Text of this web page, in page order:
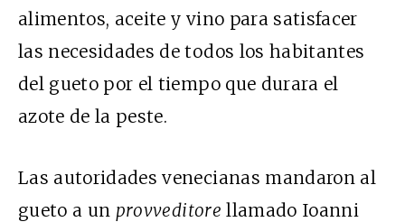
alimentos, aceite y vino para satisfacer
las necesidades de todos los habitantes
del gueto por el tiempo que durara el
azote de la peste.
Las autoridades venecianas mandaron al
gueto a un provveditore llamado Ioanni